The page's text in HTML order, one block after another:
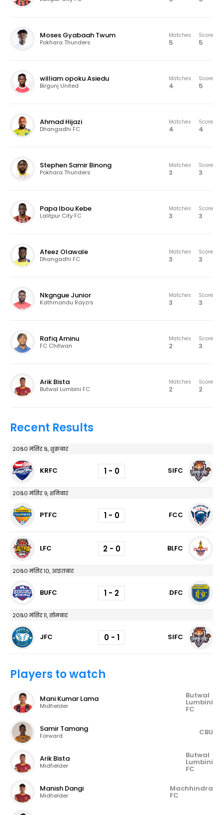
Moses Gyabaah Twum
Pokhara Thunders
Matches
5
Score
5
william opoku Asiedu
Birgunj United
Matches
4
Score
5
Ahmad Hijazi
Dhangadhi FC
Matches
4
Score
4
Stephen Samir Binong
Pokhara Thunders
Matches
3
Score
3
Papa Ibou Kebe
Lalitpur City FC
Matches
3
Score
3
Afeez Olawale
Dhangadhi FC
Matches
3
Score
3
Nkgngue Junior
Kathmandu Rayzrs
Matches
3
Score
3
Rafiq Aminu
FC Chitwan
Matches
2
Score
3
Arik Bista
Butwal Lumbini FC
Matches
2
Score
2
Recent Results
२०८० मंसिर ८, शुक्रबार
KRFC 1 - 0 SIFC
२०८० मंसिर ९, शनिबार
PTFC 1 - 0 FCC
LFC 2 - 0 BLFC
२०८० मंसिर १०, आइतबार
BUFC 1 - 2 DFC
२०८० मंसिर ११, सोमबार
JFC 0 - 1 SIFC
Players to watch
Mani Kumar Lama
Midfielder
Butwal
Lumbini
FC
Samir Tamang
Forward CBU
Arik Bista
Midfielder
Butwal
Lumbini
FC
Manish Dangi
Midfielder
Machhindra
FC